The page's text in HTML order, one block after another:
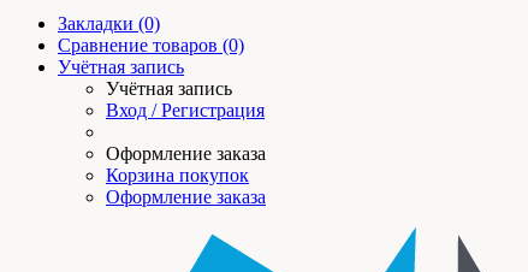
Закладки (0)
Сравнение товаров (0)
Учётная запись
Учётная запись
Вход / Регистрация
Оформление заказа
Корзина покупок
Оформление заказа